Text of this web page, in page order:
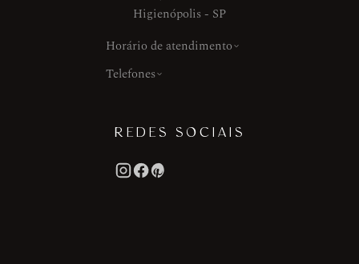
Higienópolis - SP
Horário de atendimento
Telefones
REDES SOCIAIS